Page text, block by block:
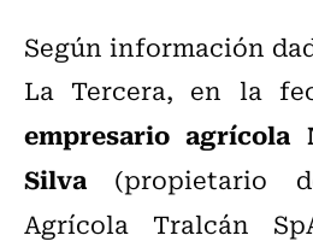
Según información
La Tercera, en la
empresario agrícola
Silva (propietario
Agrícola Tralcán